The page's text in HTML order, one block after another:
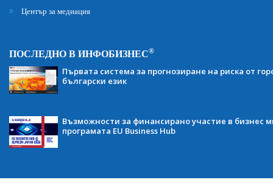
Център за медиация
ПОСЛЕДНО В ИНФОБИЗНЕС®
Първата система за прогнозиране на риска от
български език
Възможности за финансирано участие в бизнес
програмата EU Business Hub